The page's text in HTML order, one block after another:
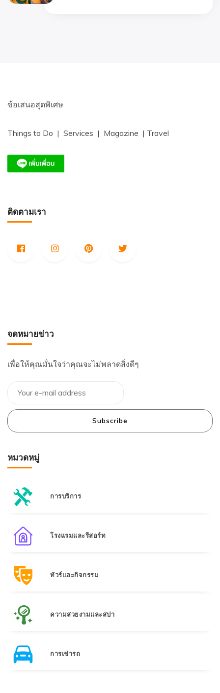
ข้อเสนอสุดพิเศษ
Things to Do | Services | Magazine | Travel
ติดตามเรา
จดหมายข่าว
เพื่อให้คุณมั่นใจว่าคุณจะไม่พลาดสิ่งดีๆ
Subscribe
หมวดหมู่
การบริการ
โรงแรมและรีสอร์ท
ทัวร์และกิจกรรม
ความสวยงามและสปา
การเช่ารถ